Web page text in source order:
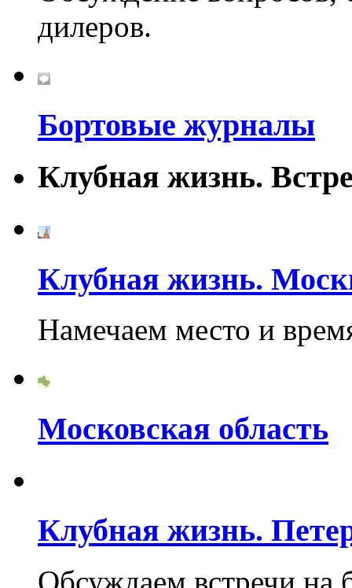
дилеров.
Бортовые журналы
Клубная жизнь.
Клубная жизнь.
Намечаем место и
Московская область
Клубная жизнь.